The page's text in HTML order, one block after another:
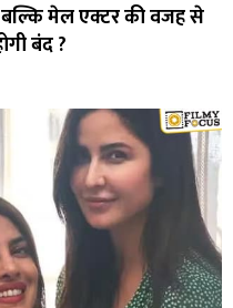
बल्कि मेल एक्टर की वजह से
बंद ?